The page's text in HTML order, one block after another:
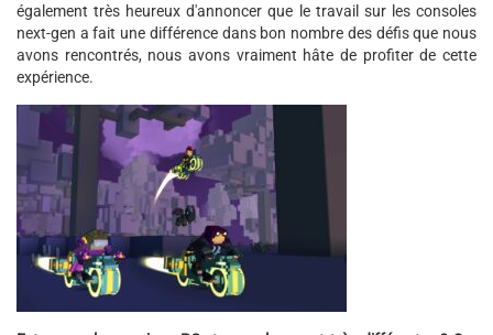
également très heureux d'annoncer que le travail sur les consoles
next-gen a fait une différence dans bon nombre des défis que nous
avons rencontrés, nous avons vraiment hâte de profiter de cette
expérience.